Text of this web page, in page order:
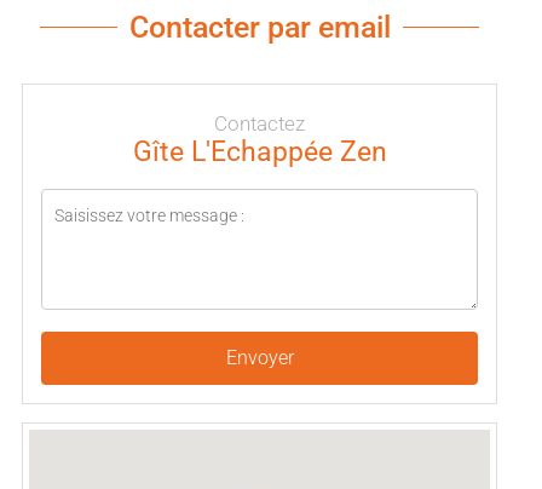
Contacter par email
Contactez
Gîte L'Echappée Zen
Envoyer